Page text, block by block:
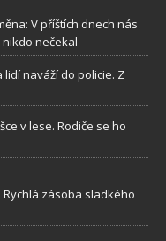
V příštích dnech nás
nečekal
naváží do policie. Z
v lese. Rodiče se ho
zásoba sladkého